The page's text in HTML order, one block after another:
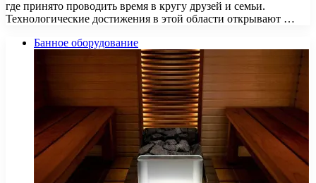
где принято проводить время в кругу друзей и семьи.
Технологические достижения в этой области открывают …
Банное оборудование